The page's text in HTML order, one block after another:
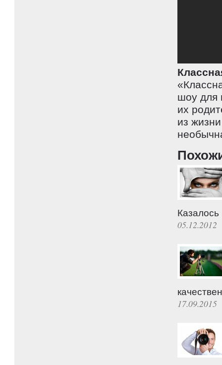
шоу для
их
из
Казалось
05.12.2012
17.09.2015